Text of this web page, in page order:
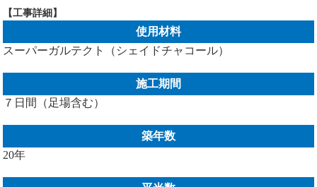
【工事詳細】
使用材料
スーパーガルテクト（シェイドチャコール）
施工期間
７日間（足場含む）
築年数
20年